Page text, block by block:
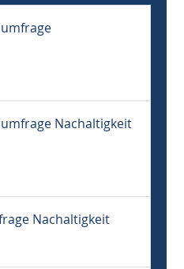
Nachaltigkeit
Nachaltigkeit